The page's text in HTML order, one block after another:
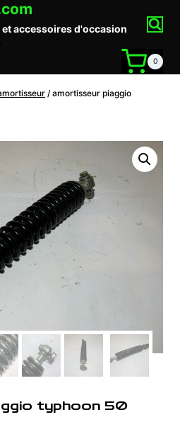
et accessoires d'occasion
0
/ amortisseur piaggio
typhoon 50